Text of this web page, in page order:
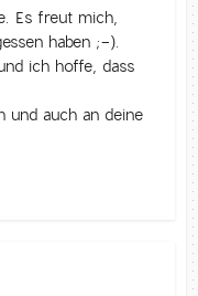
Es freut mich,
haben ;-).
ich hoffe, dass
und auch an deine